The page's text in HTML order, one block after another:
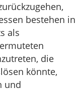
bestehen in
als
die
könnte,
und